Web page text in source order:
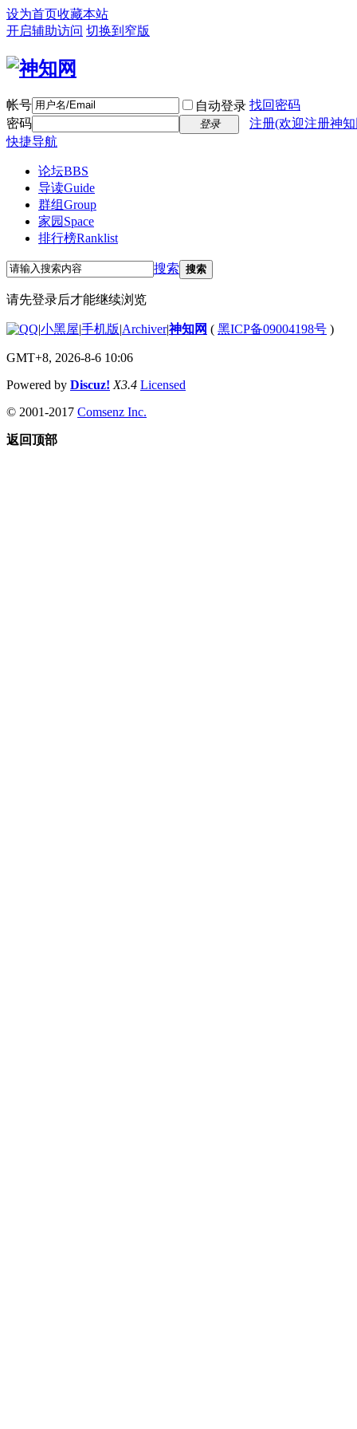
设为首页收藏本站
开启辅助访问 切换到窄版
帐号 自动登录 找回密码
密码
登录
注册(欢迎注册神
快捷导航
论坛BBS
导读Guide
群组Group
家园 Space
排行榜Ranklist
搜索 搜索
请先登录后才能继续浏览
|小黑屋|手机版|Archiver|神知网 ( 黑ICP备09004198号 )
GMT+8, 2026-8-6 10:06
Powered by Discuz! X3.4 Licensed
© 2001-2017 Comsenz Inc.
返回顶部